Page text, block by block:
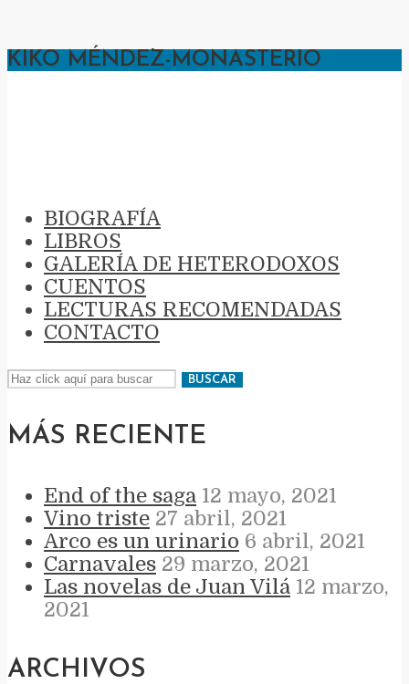
KIKO MÉNDEZ-MONASTERIO
BIOGRAFÍA
LIBROS
GALERÍA DE HETERODOXOS
CUENTOS
LECTURAS RECOMENDADAS
CONTACTO
BUSCAR
MÁS RECIENTE
End of the saga 12 mayo, 2021
Vino triste 27 abril, 2021
Arco es un urinario 6 abril, 2021
Carnavales 29 marzo, 2021
Las novelas de Juan Vilá 12 marzo,
2021
ARCHIVOS